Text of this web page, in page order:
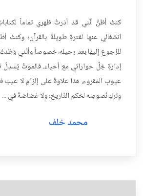
كنتُ أظنُّ أنَّني قد أدَرتُ ظهري تماماً
انشغالي عنها لفترةٍ طويلة بالقرآن؛ وكنتُ
للرُّجوعِ إليها بعد رحيله، خصوصاً وأنَّني
إدارةِ جُلِّ حواراتي مع أحياء، فالموتُ يُسدِلُ
عيوبِ المقروء، هذا علاوةً على إلزامٍ لا
وتَركِ نُصوصِه لحُكمِ التَّاريخ؛ ولا غضاضةَ في ...
محمد خلف